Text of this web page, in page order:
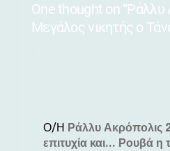
One thought on “Ράλλυ
Μεγάλος νικητής ο
Ο/Η Ράλλυ Ακρόπολις
επιτυχία και... Ρουβά η